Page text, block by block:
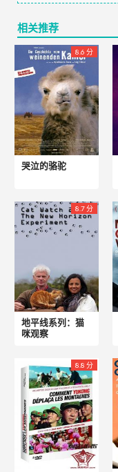
相关推荐
8.6 分
哭泣的骆驼
8.7 分
地平线系列：猫
咪观察
8.8 分